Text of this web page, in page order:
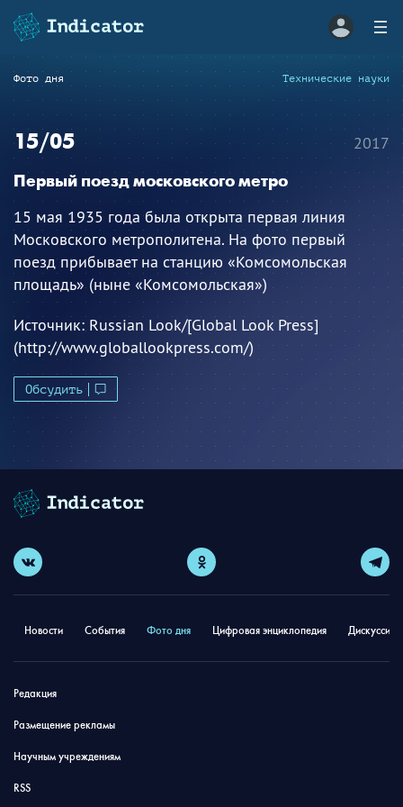
Фото дня Технические науки
15/05
Первый поезд московского метро
15 мая 1935 года была открыта первая линия
Московского метрополитена. На фото первый
поезд прибывает на станцию «Комсомольская
площадь» (ныне «Комсомольская»)
Источник: Russian Look/[Global Look Press]
(http://www.globallookpress.com/)
Обсудить
2017
Новости События Фото дня Цифровая энциклопедия
Редакция
Размещение рекламы
Научным учреждениям
RSS